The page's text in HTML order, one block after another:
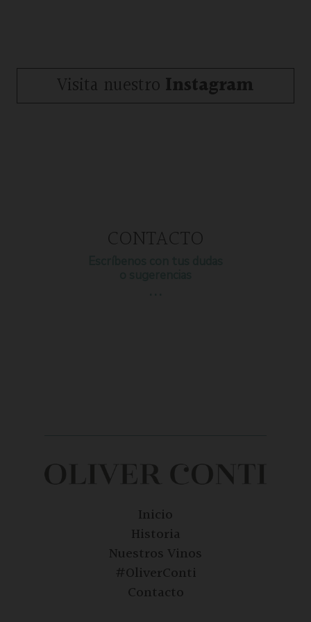
Visita nuestro Instagram
CONTACTO
Inicio
Historia
Nuestros Vinos
#OliverConti
Contacto